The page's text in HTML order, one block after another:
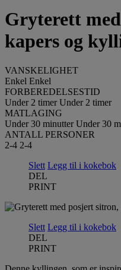
Gryterett
kapers og
VANSKELIGHET
Enkel Enkel
FORBEREDELSESTID
Under 2 timer Under 2 timer
MATLAGING
Under 30 minutter Under 30
ANTALL PERSONER
2-4 2-4
Slett Legg til i kokebok
DEL
PRINT
Slett Legg til i kokebok
DEL
PRINT